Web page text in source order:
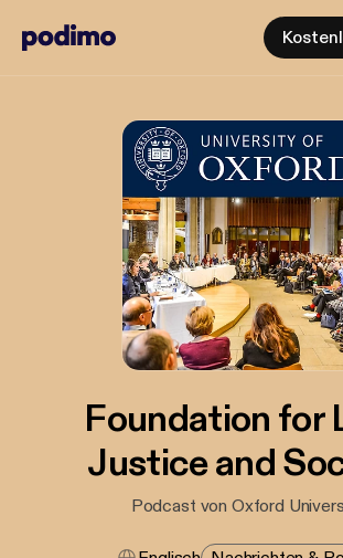
Foundation for
Justice and
Podcast von Oxford